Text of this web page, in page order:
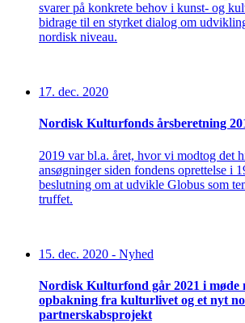
svarer på konkrete behov i kunst- og
bidrage til en styrket dialog om
nordisk niveau.
17. dec. 2020
Nordisk Kulturfonds årsberetning
2019 var bl.a. året, hvor vi modtog det
ansøgninger siden fondens oprettelse i
beslutning om at udvikle Globus som
truffet.
15. dec. 2020 - Nyhed
Nordisk Kulturfond går 2021 i møde
opbakning fra kulturlivet og et nyt
partnerskabsprojekt